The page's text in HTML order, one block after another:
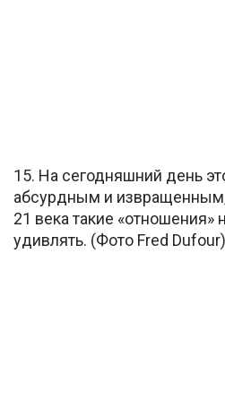
15. На сегодняшний день
абсурдным и
21 века такие «отношения»
удивлять. (Фото Fred